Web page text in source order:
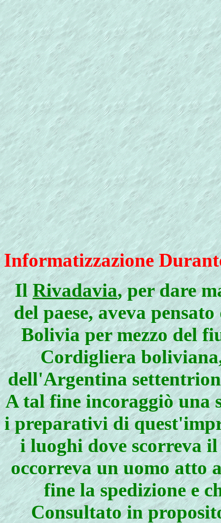
Informatizzazione
IlRivadavia, per dare
del paese, aveva
Bolivia per mezzo del
Cordigliera
dell'Argentina
A tal fine incoraggiò una
i preparativi di
i luoghi dove scorreva
occorreva un uomo atto
fine la spedizione e
Consultato in